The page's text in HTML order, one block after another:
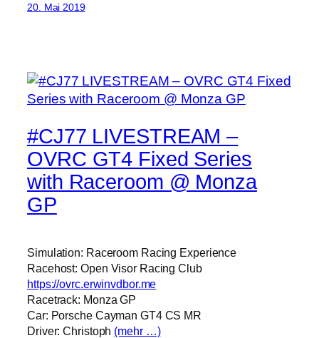
20. Mai 2019
#CJ77 LIVESTREAM –
OVRC GT4 Fixed Series
with Raceroom @ Monza
GP
Simulation: Raceroom Racing Experience
Racehost: Open Visor Racing Club
https://ovrc.erwinvdbor.me
Racetrack: Monza GP
Car: Porsche Cayman GT4 CS MR
Driver: Christoph (mehr …)